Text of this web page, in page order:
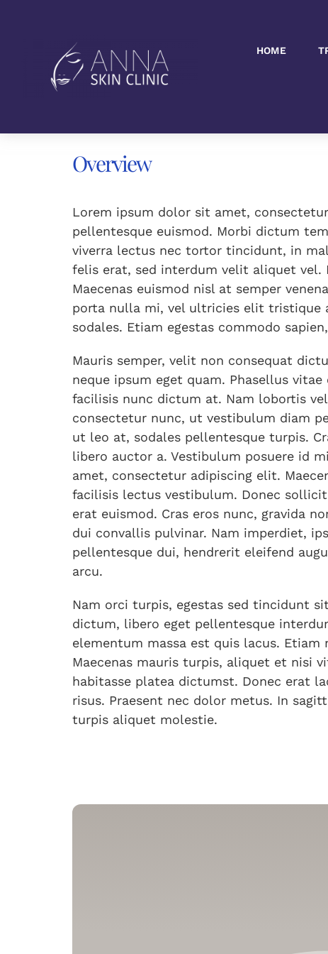
HOME
Freshers
Overview
Lorem ipsum dolor sit amet,
pellentesque euismod. Morbi dictum
viverra lectus nec tortor tincidunt, in
felis erat, sed interdum velit aliquet vel.
Maecenas euismod nisl at semper
porta nulla mi, vel ultricies elit tristique
sodales. Etiam egestas commodo
Mauris semper, velit non consequat
neque ipsum eget quam. Phasellus
facilisis nunc dictum at. Nam lobortis
consectetur nunc, ut vestibulum diam
ut leo at, sodales pellentesque turpis.
libero auctor a. Vestibulum posuere id
amet, consectetur adipiscing elit.
facilisis lectus vestibulum. Donec
erat euismod. Cras eros nunc, gravida
dui convallis pulvinar. Nam imperdiet,
pellentesque dui, hendrerit eleifend
arcu.
Nam orci turpis, egestas sed tincidunt
dictum, libero eget pellentesque
elementum massa est quis lacus.
Maecenas mauris turpis, aliquet et nisi
habitasse platea dictumst. Donec erat
risus. Praesent nec dolor metus. In
turpis aliquet molestie.